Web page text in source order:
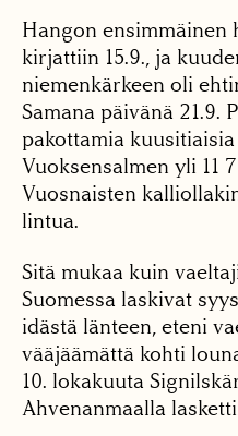
Hangon ensimmäinen
kirjattiin 15.9., ja
niemenkärkeen oli
Samana päivänä 21.9.
pakottamia
Vuoksensalmen yli 11
Vuosnaisten
lintua.
Sitä mukaa kuin
Suomessa laskivat
idästä länteen, eteni
vääjäämättä kohti
10. lokakuuta
Ahvenanmaalla